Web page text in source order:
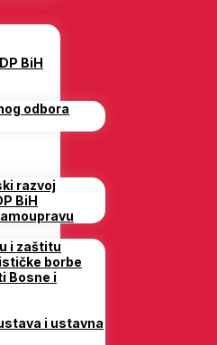
BiH
odbora
razvoj
BiH
i zaštitu
borbe
Bosne i
i ustavna